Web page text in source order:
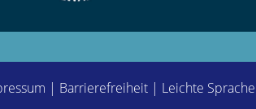
| Barrierefreiheit | Leichte Sprache